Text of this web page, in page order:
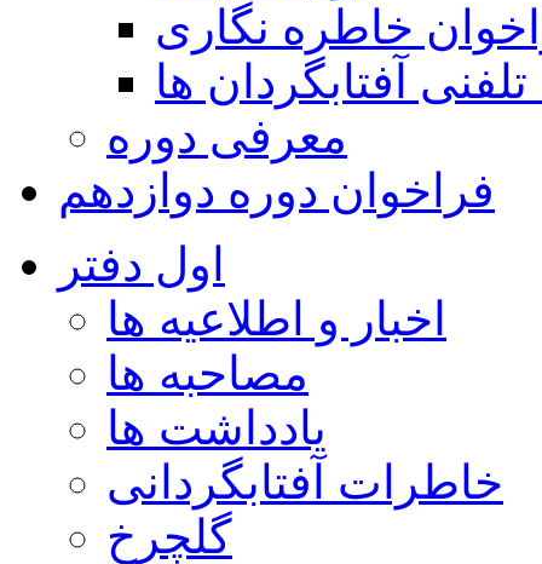
خاطره نگاری
تلفنی آفتابگردان ها
معرفی دوره
فراخوان دوره دوازدهم
اول دفتر
اخبار و اطلاعیه ها
مصاحبه ها
یادداشت ها
خاطرات آفتابگردانی
گلچرخ